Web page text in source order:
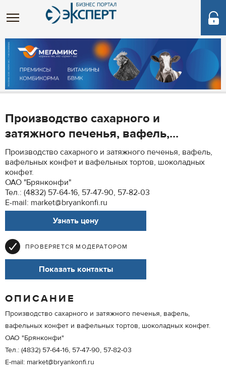
Производство сахарного и
затяжного печенья, вафель,...
Производство сахарного и затяжного печенья, вафель,
вафельных конфет и вафельных тортов, шоколадных
конфет.
ОАО "Брянконфи"
Тел.: (4832) 57-64-16, 57-47-90, 57-82-03
E-mail: market@bryankonfi.ru
Узнать цену
ПРОВЕРЯЕТСЯ МОДЕРАТОРОМ
Показать контакты
ОПИСАНИЕ
Производство сахарного и затяжного печенья, вафель,
вафельных конфет и вафельных тортов, шоколадных конфет.
ОАО "Брянконфи"
Тел.: (4832) 57-64-16, 57-47-90, 57-82-03
E-mail: market@bryankonfi.ru